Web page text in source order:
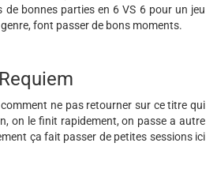
de bonnes parties en 6 VS 6 pour un jeu
font passer de bons moments.
ne pas retourner sur ce titre qui
on le finit rapidement, on passe a autre
ça fait passer de petites sessions ici